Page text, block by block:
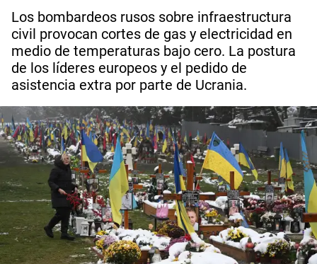
Los bombardeos rusos sobre infraestructura
civil provocan cortes de gas y electricidad en
medio de temperaturas bajo cero. La postura
de los líderes europeos y el pedido de
asistencia extra por parte de Ucrania.